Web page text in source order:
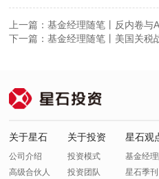
上一篇：基金经理随笔丨反内卷与
下一篇：基金经理随笔丨美国关税
关于星石
公司介绍
高级合伙人
关于投资
投资模式
投资团队
星石观
基金经
星石季刊